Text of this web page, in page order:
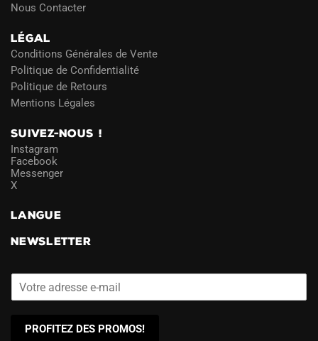
Nous Contacter
LÉGAL
Conditions Générales de Vente
Politique de Confidentialité
Politique de Retours
Mentions Légales
SUIVEZ-NOUS !
Instagram
Facebook
Messenger
X
LANGUE
NEWSLETTER
PROFITEZ DES PROMOS!